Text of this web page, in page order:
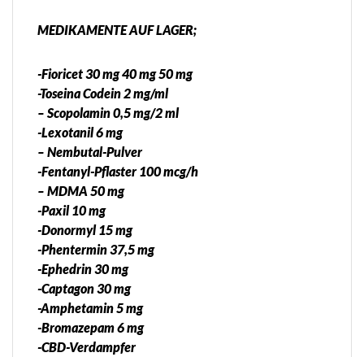
MEDIKAMENTE AUF LAGER;
-Fioricet 30 mg 40 mg 50 mg
-Toseina Codein 2 mg/ml
– Scopolamin 0,5 mg/2 ml
-Lexotanil 6 mg
– Nembutal-Pulver
-Fentanyl-Pflaster 100 mcg/h
– MDMA 50 mg
-Paxil 10 mg
-Donormyl 15 mg
-Phentermin 37,5 mg
-Ephedrin 30 mg
-Captagon 30 mg
-Amphetamin 5 mg
-Bromazepam 6 mg
-CBD-Verdampfer